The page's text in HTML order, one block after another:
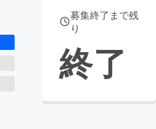
募集終了まで残
り
終了